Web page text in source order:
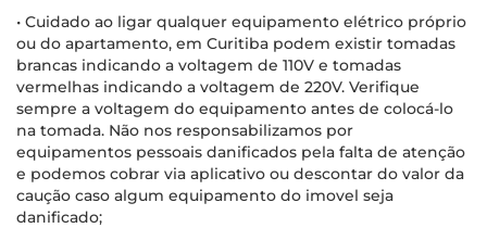
• Cuidado ao ligar qualquer equipamento elétrico próprio
ou do apartamento, em Curitiba podem existir tomadas
brancas indicando a voltagem de 110V e tomadas
vermelhas indicando a voltagem de 220V. Verifique
sempre a voltagem do equipamento antes de colocá-lo
na tomada. Não nos responsabilizamos por
equipamentos pessoais danificados pela falta de atenção
e podemos cobrar via aplicativo ou descontar do valor da
caução caso algum equipamento do imovel seja
danificado;